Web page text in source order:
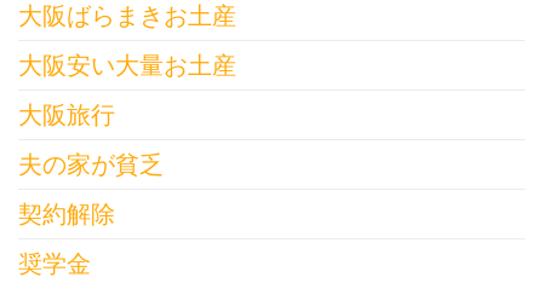
大阪ばらまきお土産
大阪安い大量お土産
大阪旅行
夫の家が貧乏
契約解除
奨学金